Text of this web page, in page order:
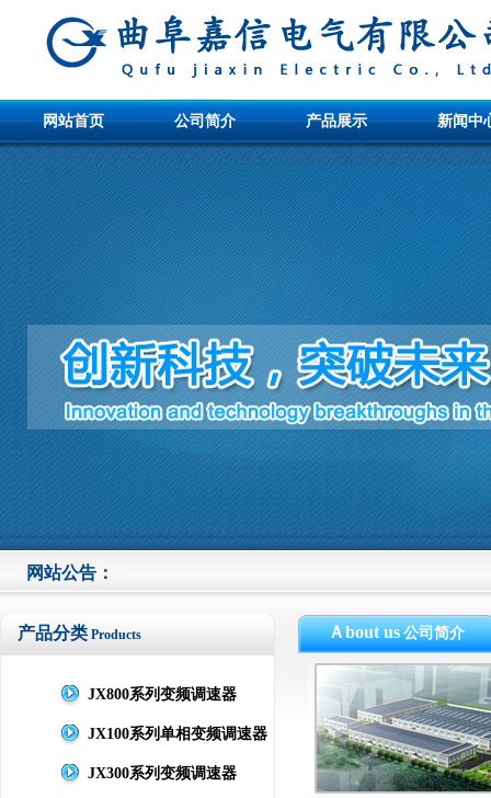
网站首页 公司简介 产品展示 新闻中
网站公告：
产品分类 Products
JX800系列变频调速器
JX100系列单相变频调速器
JX300系列变频调速器
Ａbout us 公司简介